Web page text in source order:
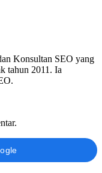
Konsultan SEO yang
tahun 2011. Ia